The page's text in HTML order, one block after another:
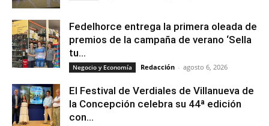
Fedelhorce entrega la primera oleada de
premios de la campaña de verano ‘Sella
tu...
Negocio y Economía Redacción - agosto 6, 2026
El Festival de Verdiales de Villanueva de
la Concepción celebra su 44ª edición
con...